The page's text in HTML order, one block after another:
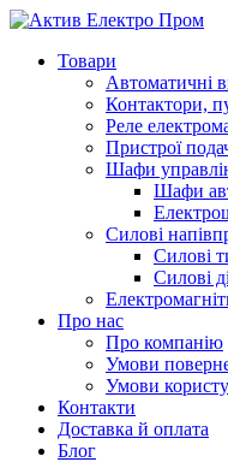
Товари
Автоматичні
Контактори,
Реле
Пристрої
Шафи
Шафи
Силові
Силові
Силові
Про нас
Про компанію
Умови
Умови
Контакти
Доставка й оплата
Блог